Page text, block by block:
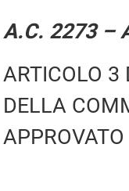
A.C. 2273 –
ARTICOLO 3
DELLA